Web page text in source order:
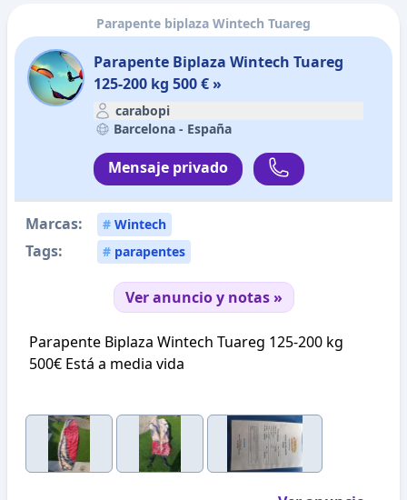
Parapente biplaza Wintech Tuareg
Parapente Biplaza Wintech Tuareg
125-200 kg 500 € »
carabopi
Barcelona - España
Mensaje privado
Marcas: # Wintech
Tags: # parapentes
Ver anuncio y notas »
Parapente Biplaza Wintech Tuareg 125-200 kg
500€ Está a media vida